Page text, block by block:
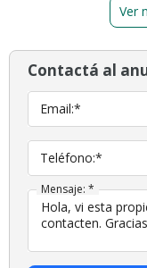
Ver
Contactá al
Email:*
Teléfono:*
Mensaje: *